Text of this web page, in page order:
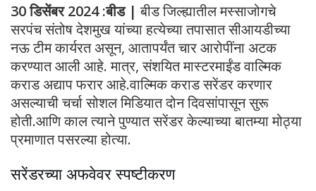
30 डिसेंबर 2024 :बीड |बीड जिल्ह्यातील मस्साजोगचे
सरपंच संतोष देशमुख यांच्या हत्येच्या तपासात सीआयडीच्या
नऊ टीम कार्यरत असून, आतापर्यंत चार आरोपींना अटक
करण्यात आली आहे. मात्र, संशयित मास्टरमाईंड वाल्मिक
कराड अद्याप फरार आहे.वाल्मिक कराड सरेंडर करणार
असल्याची चर्चा सोशल मिडियात दोन दिवसांपासून सुरू
होती.आणि काल त्याने पुण्यात सरेंडर केल्याच्या बातम्या मोठ्या
प्रमाणात पसरल्या होत्या.
सरेंडरच्या अफवेवर स्पष्टीकरण